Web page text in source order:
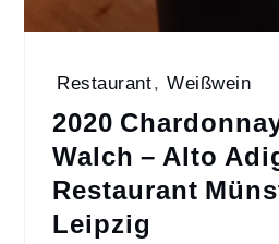
Restaurant, Weißwein
2020
Walch – Alto
Restaurant
Leipzig